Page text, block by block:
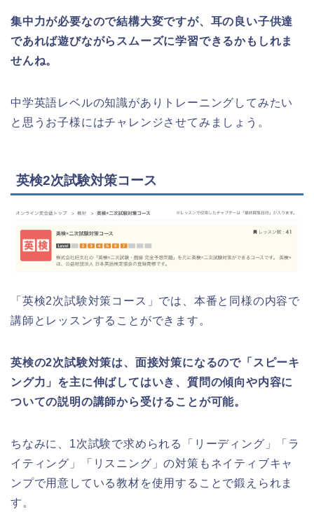
集中力が必要なので結構大変ですが、耳の良い子供達
であれば遊びながらスムーズに学習できるかもしれま
せんね。
中学英語レベルの知識がありトレーニングしてみたい
と思うお子様にはチャレンジさせてみましょう。
英検2次試験対策コース
「英検2次試験対策コース」では、本番と同様の内容で
講師とレッスンすることができます。
英検の2次試験対策は、面接対策になるので「スピーキ
ング力」を主に伸ばしてはいき、質問の傾向や内容に
ついての説明の講師から受けることが可能。
ちなみに、1次試験で求められる「リーディング」「ラ
イティング」「リスニング」の対策もネイティブキャ
ンプで用意している教材を使用することで鍛えられま
す。